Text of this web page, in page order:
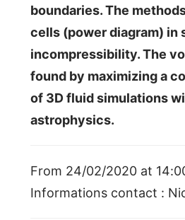
boundaries. The
cells (power diagram) in
incompressibility. The
found by maximizing a
of 3D fluid simulations
astrophysics.
From 24/02/2020 at
Informations contact :